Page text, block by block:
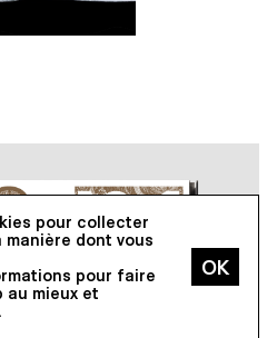
pour collecter
dont vous
pour faire
mieux et